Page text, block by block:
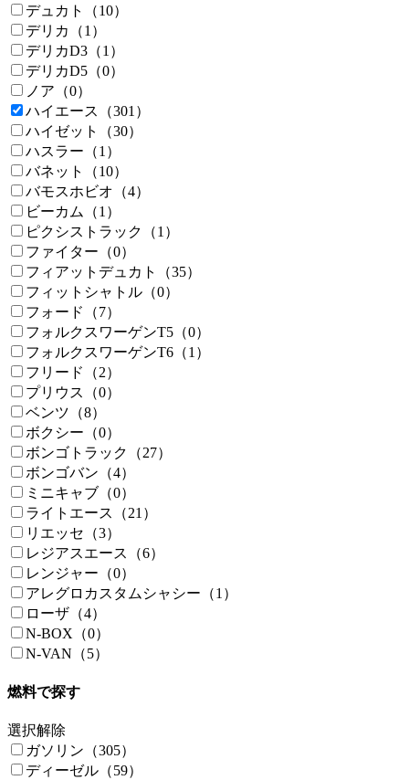
デュカト（10）
デリカ（1）
デリカD3（1）
デリカD5（0）
ノア（0）
ハイエース（301）
ハイゼット（30）
ハスラー（1）
バネット（10）
バモスホビオ（4）
ビーカム（1）
ピクシストラック（1）
ファイター（0）
フィアットデュカト（35）
フィットシャトル（0）
フォード（7）
フォルクスワーゲンT5（0）
フォルクスワーゲンT6（1）
フリード（2）
プリウス（0）
ベンツ（8）
ボクシー（0）
ボンゴトラック（27）
ボンゴバン（4）
ミニキャブ（0）
ライトエース（21）
リエッセ（3）
レジアスエース（6）
レンジャー（0）
アレグロカスタムシャシー（1）
ローザ（4）
N-BOX（0）
N-VAN（5）
燃料で探す
選択解除
ガソリン（305）
ディーゼル（59）